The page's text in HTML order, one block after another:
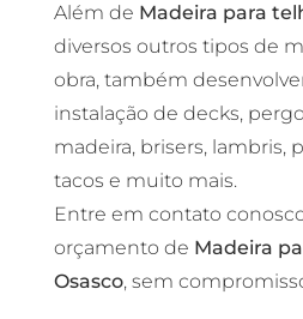
Além de Madeira para
diversos outros tipos de
obra, também
instalação de decks,
madeira, brisers, lambris,
tacos e muito mais.
Entre em contato
orçamento de Madeira
Osasco, sem